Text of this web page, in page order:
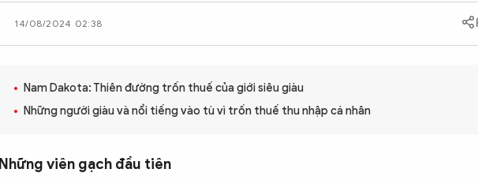
14/08/2024 02:38
Nam Dakota: Thiên đường trốn thuế của giới siêu giàu
Những người giàu và nổi tiếng vào tù vì trốn thuế thu nhập cá nhân
Những viên gạch đầu tiên